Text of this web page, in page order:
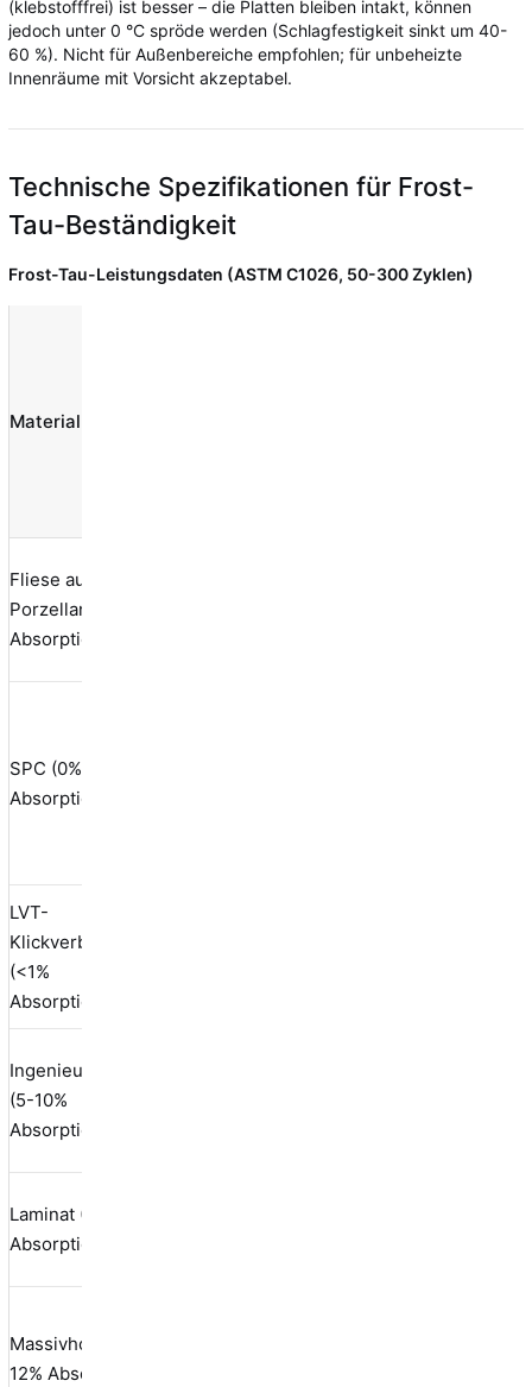
(klebstofffrei) ist besser – die Platten bleiben intakt, können
jedoch unter 0 °C spröde werden (Schlagfestigkeit sinkt um 40-
60 %). Nicht für Außenbereiche empfohlen; für unbeheizte
Innenräume mit Vorsicht akzeptabel.
Technische Spezifikationen für Frost-
Tau-Beständigkeit
Frost-Tau-Leistungsdaten (ASTM C1026, 50-300 Zyklen)
Material
Fliese aus
Porzellan (<0,1%
Absorption)
SPC (0%
Absorption)
LVT-
Klickverbindung
(<1%
Absorption)
Ingenieurholzboden
(5-10%
Absorption)
Laminat (15-25%
Absorption)
Massivholz (8-
12% Absorption)